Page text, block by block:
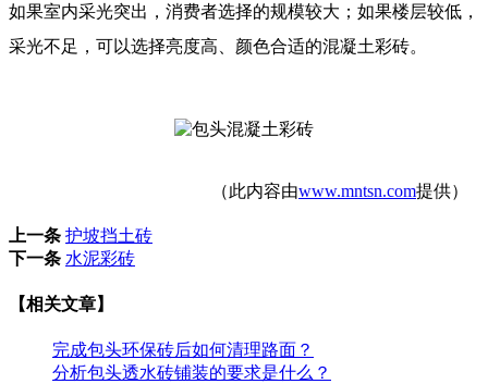
如果室内采光突出，消费者选择的规模较大；如果楼层较低，
采光不足，可以选择亮度高、颜色合适的混凝土彩砖。
（此内容由www.mntsn.com提供）
上一条 护坡挡土砖
下一条 水泥彩砖
【相关文章】
完成包头环保砖后如何清理路面？
分析包头透水砖铺装的要求是什么？